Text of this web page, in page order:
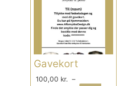
Gavekort
100,00 kr. –